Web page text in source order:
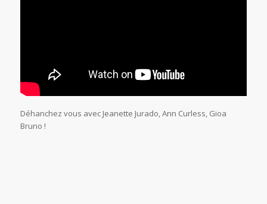
Déhanchez vous avec Jeanette Jurado, Ann Curless, Gioa
Bruno !